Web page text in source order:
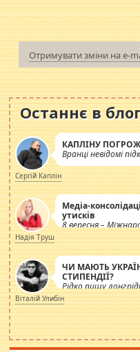
Отримувати зміни на e-
Останнє в
КАПЛІНУ
Вранці невідомі
Сергій Каплін
Медіа-
утисків
8 вересня –
журналістів.
Надія Труш
ЧИ МАЮТЬ
СТИПЕНДІЇ?
Рідко пишу
просто дістало!
навколо
роздувається ще
Віталій Улибін